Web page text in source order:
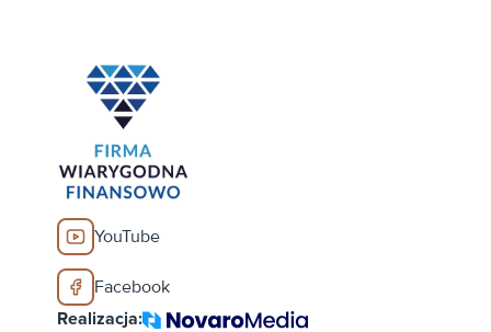
YouTube
Facebook
Realizacja: